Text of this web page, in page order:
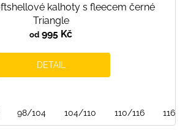
kalhoty s fleecem černé
Triangle
od 995 Kč
DETAIL
98/104 104/110 110/116 116/